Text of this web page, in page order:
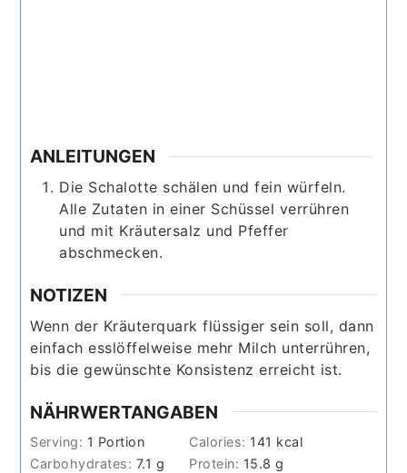
ANLEITUNGEN
Die Schalotte schälen und fein würfeln.
Alle Zutaten in einer Schüssel verrühren
und mit Kräutersalz und Pfeffer
abschmecken.
NOTIZEN
Wenn der Kräuterquark flüssiger sein soll, dann
einfach esslöffelweise mehr Milch unterrühren,
bis die gewünschte Konsistenz erreicht ist.
NÄHRWERTANGABEN
Serving: 1 Portion Calories: 141 kcal
Carbohydrates: 7.1 g Protein: 15.8 g